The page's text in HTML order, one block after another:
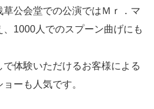
草公会堂での公演ではＭｒ．マ
1000人でのスプーン曲げにも
体験いただけるお客様による
ーも人気です。